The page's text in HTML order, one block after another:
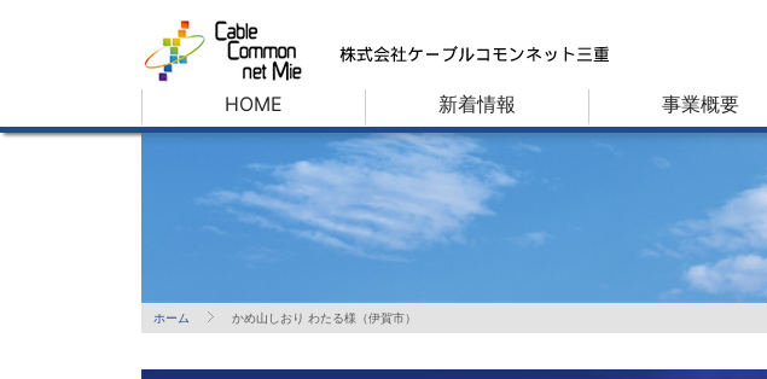
HOME 新着情報 事業概要
ホーム かめ山しおり わたる様（伊賀市）